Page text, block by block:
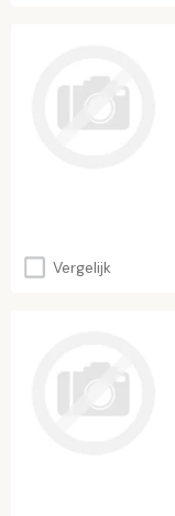
Vergelijk